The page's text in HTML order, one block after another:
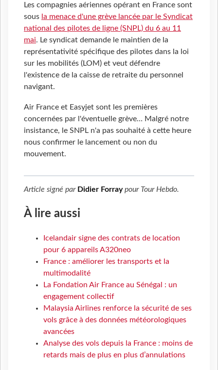
Les compagnies aériennes opérant en France sont
sous la menace d'une grève lancée par le Syndicat
national des pilotes de ligne (SNPL) du 6 au 11
mai. Le syndicat demande le maintien de la
représentativité spécifique des pilotes dans la loi
sur les mobilités (LOM) et veut défendre
l'existence de la caisse de retraite du personnel
navigant.
Air France et Easyjet sont les premières
concernées par l'éventuelle grève… Malgré notre
insistance, le SNPL n'a pas souhaité à cette heure
nous confirmer le lancement ou non du
mouvement.
Article signé par Didier Forraypour Tour Hebdo.
À lire aussi
Icelandair signe des contrats de location
pour 6 appareils A320neo
France : améliorer les transports et la
multimodalité
La Fondation Air France au Sénégal : un
engagement collectif
Malaysia Airlines renforce la sécurité de ses
vols grâce à des données météorologiques
avancées
Analyse des vols depuis la France : moins de
retards mais de plus en plus d’annulations